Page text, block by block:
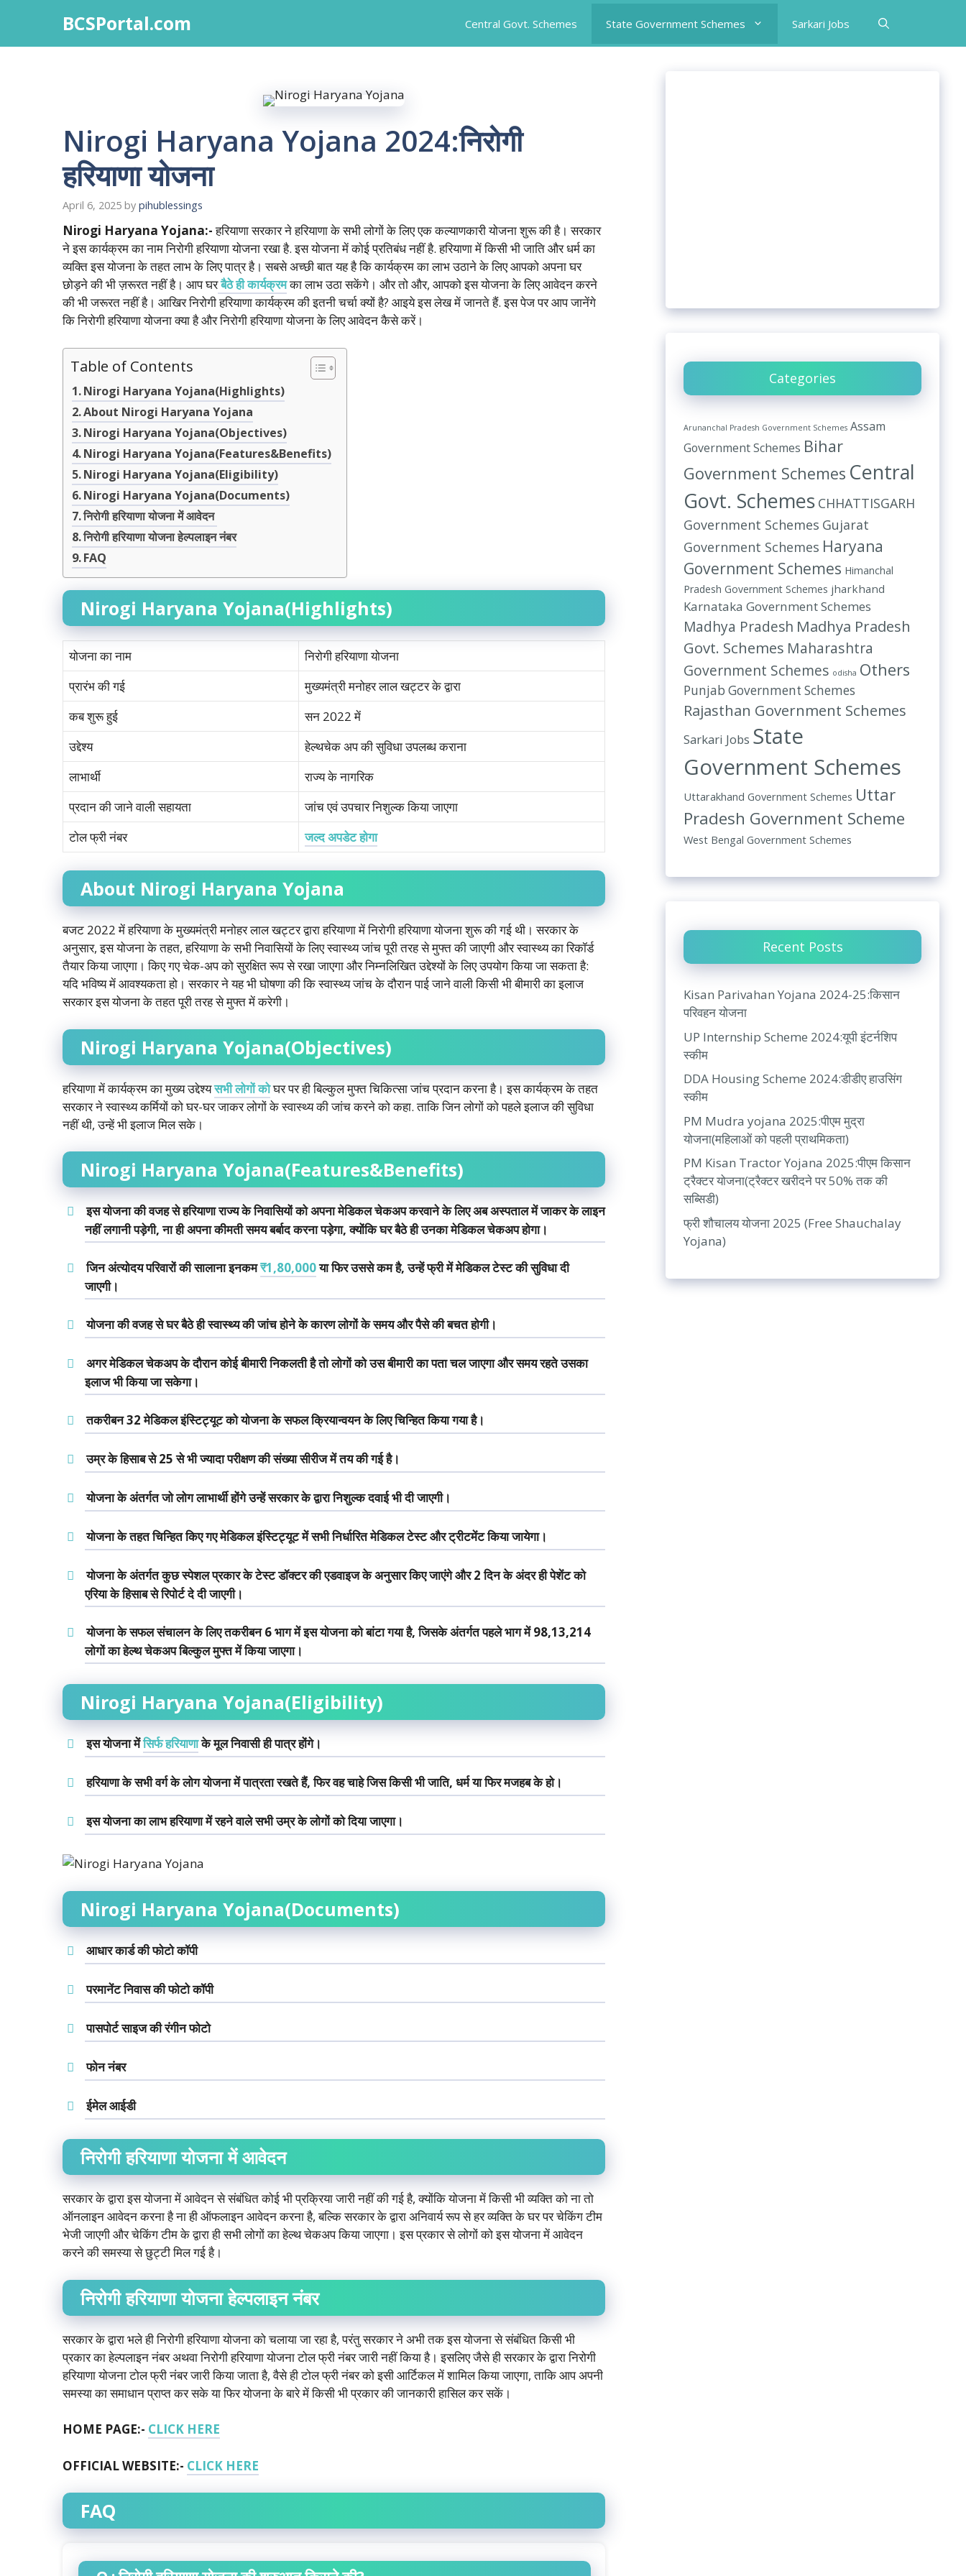
content
BCSPortal.com Central Govt. Schemes State Government Schemes Sarkari Jobs
Nirogi Haryana Yojana 2024:निरोगी
हरियाणा योजना
April 6, 2025 by pihublessings
Nirogi Haryana Yojana:-हरियाणा सरकार ने हरियाणा के सभी लोगों के लिए एक कल्याणकारी योजना शुरू की है। सरकार
ने इस कार्यक्रम का नाम निरोगी हरियाणा योजना रखा है. इस योजना में कोई प्रतिबंध नहीं है. हरियाणा में किसी भी जाति और धर्म का
व्यक्ति इस योजना के तहत लाभ के लिए पात्र है। सबसे अच्छी बात यह है कि कार्यक्रम का लाभ उठाने के लिए आपको अपना घर
छोड़ने की भी ज़रूरत नहीं है। आप घरबैठे ही कार्यक्रमका लाभ उठा सकेंगे। और तो और, आपको इस योजना के लिए आवेदन करने
की भी जरूरत नहीं है। आखिर निरोगी हरियाणा कार्यक्रम की इतनी चर्चा क्यों है? आइये इस लेख में जानते हैं. इस पेज पर आप जानेंगे
कि निरोगी हरियाणा योजना क्या है और निरोगी हरियाणा योजना के लिए आवेदन कैसे करें।
Table of Contents
Nirogi Haryana Yojana(Highlights)
About Nirogi Haryana Yojana
Nirogi Haryana Yojana(Objectives)
Nirogi Haryana Yojana(Features&Benefits)
Nirogi Haryana Yojana(Eligibility)
Nirogi Haryana Yojana(Documents)
निरोगी हरियाणा योजना में आवेदन
निरोगी हरियाणा योजना हेल्पलाइन नंबर
FAQ
Nirogi Haryana Yojana(Highlights)
योजना का नाम
निरोगी हरियाणा योजना
प्रारंभ की गई
मुख्यमंत्री मनोहर लाल खट्टर के द्वारा
कब शुरू हुई
सन 2022 में
उद्देश्य
हेल्थचेक अप की सुविधा उपलब्ध कराना
लाभार्थी
राज्य के नागरिक
प्रदान की जाने वाली सहायता
जांच एवं उपचार निशुल्क किया जाएगा
टोल फ्री नंबर
जल्द अपडेट होगा
About Nirogi Haryana Yojana
बजट 2022 में हरियाणा के मुख्यमंत्री मनोहर लाल खट्टर द्वारा हरियाणा में निरोगी हरियाणा योजना शुरू की गई थी। सरकार के
अनुसार, इस योजना के तहत, हरियाणा के सभी निवासियों के लिए स्वास्थ्य जांच पूरी तरह से मुफ्त की जाएगी और स्वास्थ्य का रिकॉर्ड
तैयार किया जाएगा। किए गए चेक-अप को सुरक्षित रूप से रखा जाएगा और निम्नलिखित उद्देश्यों के लिए उपयोग किया जा सकता है:
यदि भविष्य में आवश्यकता हो। सरकार ने यह भी घोषणा की कि स्वास्थ्य जांच के दौरान पाई जाने वाली किसी भी बीमारी का इलाज
सरकार इस योजना के तहत पूरी तरह से मुफ्त में करेगी।
Nirogi Haryana Yojana(Objectives)
हरियाणा में कार्यक्रम का मुख्य उद्देश्यसभी लोगों कोघर पर ही बिल्कुल मुफ्त चिकित्सा जांच प्रदान करना है। इस कार्यक्रम के तहत
सरकार ने स्वास्थ्य कर्मियों को घर-घर जाकर लोगों के स्वास्थ्य की जांच करने को कहा. ताकि जिन लोगों को पहले इलाज की सुविधा
नहीं थी, उन्हें भी इलाज मिल सके।
Nirogi Haryana Yojana(Features&Benefits)
इस योजना की वजह से हरियाणा राज्य के निवासियों को अपना मेडिकल चेकअप करवाने के लिए अब अस्पताल में जाकर के लाइन
नहीं लगानी पड़ेगी, ना ही अपना कीमती समय बर्बाद करना पड़ेगा, क्योंकि घर बैठे ही उनका मेडिकल चेकअप होगा‌।
जिन अंत्योदय परिवारों की सालाना इनकम₹1,80,000या फिर उससे कम है, उन्हें फ्री में मेडिकल टेस्ट की सुविधा दी
जाएगी।
योजना की वजह से घर बैठे ही स्वास्थ्य की जांच होने के कारण लोगों के समय और पैसे की बचत होगी।
अगर मेडिकल चेकअप के दौरान कोई बीमारी निकलती है तो लोगों को उस बीमारी का पता चल जाएगा और समय रहते उसका
इलाज भी किया जा सकेगा।
तकरीबन 32 मेडिकल इंस्टिट्यूट को योजना के सफल क्रियान्वयन के लिए चिन्हित किया गया है।
उम्र के हिसाब से 25 से भी ज्यादा परीक्षण की संख्या सीरीज में तय की गई है।
योजना के अंतर्गत जो लोग लाभार्थी होंगे उन्हें सरकार के द्वारा निशुल्क दवाई भी दी जाएगी।
योजना के तहत चिन्हित किए गए मेडिकल इंस्टिट्यूट में सभी निर्धारित मेडिकल टेस्ट और ट्रीटमेंट किया जायेगा।
योजना के अंतर्गत कुछ स्पेशल प्रकार के टेस्ट डॉक्टर की एडवाइज के अनुसार किए जाएंगे और 2 दिन के अंदर ही पेशेंट को
एरिया के हिसाब से रिपोर्ट दे दी जाएगी।
योजना के सफल संचालन के लिए तकरीबन 6 भाग में इस योजना को बांटा गया है, जिसके अंतर्गत पहले भाग में 98,13,214
लोगों का हेल्थ चेकअप बिल्कुल मुफ्त में किया जाएगा।
Nirogi Haryana Yojana(Eligibility)
इस योजना मेंसिर्फ हरियाणाके मूल निवासी ही पात्र होंगे।
हरियाणा के सभी वर्ग के लोग योजना में पात्रता रखते हैं, फिर वह चाहे जिस किसी भी जाति, धर्म या फिर मजहब के हो।
इस योजना का लाभ हरियाणा में रहने वाले सभी उम्र के लोगों को दिया जाएगा।
Nirogi Haryana Yojana(Documents)
आधार कार्ड की फोटो कॉपी
परमानेंट निवास की फोटो कॉपी
पासपोर्ट साइज की रंगीन फोटो
फोन नंबर
ईमेल आईडी
निरोगी हरियाणा योजना में आवेदन
सरकार के द्वारा इस योजना में आवेदन से संबंधित कोई भी प्रक्रिया जारी नहीं की गई है, क्योंकि योजना में किसी भी व्यक्ति को ना तो
ऑनलाइन आवेदन करना है ना ही ऑफलाइन आवेदन करना है, बल्कि सरकार के द्वारा अनिवार्य रूप से हर व्यक्ति के घर पर चेकिंग टीम
भेजी जाएगी और चेकिंग टीम के द्वारा ही सभी लोगों का हेल्थ चेकअप किया जाएगा। इस प्रकार से लोगों को इस योजना में आवेदन
करने की समस्या से छुट्टी मिल गई है।
निरोगी हरियाणा योजना हेल्पलाइन नंबर
सरकार के द्वारा भले ही निरोगी हरियाणा योजना को चलाया जा रहा है, परंतु सरकार ने अभी तक इस योजना से संबंधित किसी भी
प्रकार का हेल्पलाइन नंबर अथवा निरोगी हरियाणा योजना टोल फ्री नंबर जारी नहीं किया है। इसलिए जैसे ही सरकार के द्वारा निरोगी
हरियाणा योजना टोल फ्री नंबर जारी किया जाता है, वैसे ही टोल फ्री नंबर को इसी आर्टिकल में शामिल किया जाएगा, ताकि आप अपनी
समस्या का समाधान प्राप्त कर सके या फिर योजना के बारे में किसी भी प्रकार की जानकारी हासिल कर सकें।
HOME PAGE:- CLICK HERE
OFFICIAL WEBSITE:- CLICK HERE
FAQ
Categories
Arunanchal Pradesh Government Schemes Assam
Government Schemes Bihar
Government Schemes Central
Govt. Schemes CHHATTISGARH
Government Schemes Gujarat
Government Schemes Haryana
Government Schemes Himanchal
Pradesh Government Schemes jharkhand
Karnataka Government Schemes
Madhya Pradesh Madhya Pradesh
Govt. Schemes Maharashtra
Government Schemes odisha Others
Punjab Government Schemes
Rajasthan Government Schemes
Sarkari Jobs State
Government Schemes
Uttarakhand Government Schemes Uttar
Pradesh Government Scheme
West Bengal Government Schemes
Recent Posts
Kisan Parivahan Yojana 2024-25:किसान
परिवहन योजना
UP Internship Scheme 2024:यूपी इंटर्नशिप
स्कीम
DDA Housing Scheme 2024:डीडीए हाउसिंग
स्कीम
PM Mudra yojana 2025:पीएम मुद्रा
योजना(महिलाओं को पहली प्राथमिकता)
PM Kisan Tractor Yojana 2025:पीएम किसान
ट्रैक्टर योजना(ट्रैक्टर खरीदने पर 50% तक की
सब्सिडी)
फ्री शौचालय योजना 2025 (Free Shauchalay
Yojana)